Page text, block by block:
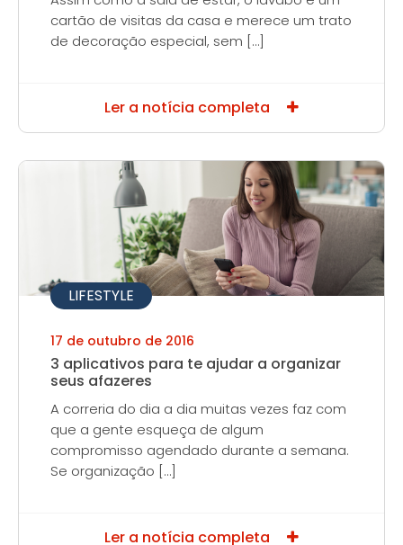
cartão de visitas da casa e merece um trato
de decoração especial, sem […]
Ler a notícia completa
LIFESTYLE
17 de outubro de 2016
3 aplicativos para te ajudar a organizar
seus afazeres
A correria do dia a dia muitas vezes faz com
que a gente esqueça de algum
compromisso agendado durante a semana.
Se organização […]
Ler a notícia completa